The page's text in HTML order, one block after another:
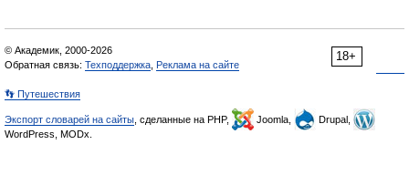
18+
© Академик, 2000-2026
Обратная связь: Техподдержка Реклама на сайте
👣 Путешествия
Экспорт словарей на сайты , сделанные на PHP, Joomla,
Drupal,
WordPress, MODx.